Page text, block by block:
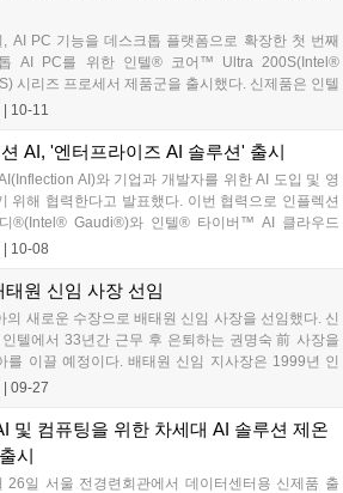
AI PC 기능을 데스크톱 플랫폼으로 확장한 첫 번째
톱 AI PC를 위한 인텔® 코어™ Ultra 200S(Intel®
시리즈 프로세서 제품군을 출시했다. 신제품은 인텔
로세서 285K를 필두로 한 최신 세대의 마니아용 데
E-코어 최대 16개를 탑재한 새로운 언락된 데스크톱
향상된 성능을 제공한다. 인텔 코어 Ultra 200S 시
군은 마니아층을 위해 최초로 NPU를 탑재한 데스크
신 미디어를 지원하는 Xe GPU가 내장되어 있다....
| 10-11
AI, '엔터프라이즈 AI 솔루션' 출시
AI)와 기업과 개발자를 위한 AI 도입 및 영
위해 협력한다고 발표했다. 이번 협력으로 인플렉션
®(Intel® Gaudi®)와 인텔® 타이버™ AI 클라우드
를 기반으로 한 업계 최초의 엔터프라이즈급 AI
감형, 대화형 및 직원 친화적인 AI 기능을 제공하며,
이 시스템은 AI 클라우드를 통해 제공되며, 2025년 1
가우디 3를 탑재한 AI 어플라이언스로 고객에게 출
| 10-08
원 신임 사장 선임
의 새로운 수장으로 배태원 신임 사장을 선임했다. 신
텔에서 33년간 근무 후 은퇴하는 권명숙 前 사장을
를 이끌 예정이다. 배태원 신임 지사장은 1999년 인
상 영업, 마케팅, 비즈니스 전략 기획 등 다양한 분야
삼성과의 광범위한 비즈니스 관리를 담당해온 바 있
| 09-27
및 컴퓨팅을 위한 차세대 AI 솔루션 제온
시
26일 서울 전경련회관에서 데이터센터용 신제품 출